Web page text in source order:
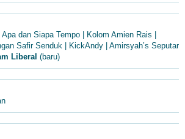
Apa dan Siapa Tempo Kolom Amien Rais
Safir Senduk KickAndy
Amirsyah’s Seputar
Liberal (baru)